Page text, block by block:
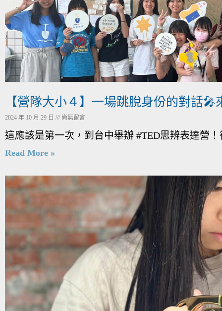
【營隊大小４】一場跳脫身份的對話🎤
2024 年 10 月 29 日 尚無留言
這應該是第一次，到台中舉辦 #TED思辨表達營！
Read More »